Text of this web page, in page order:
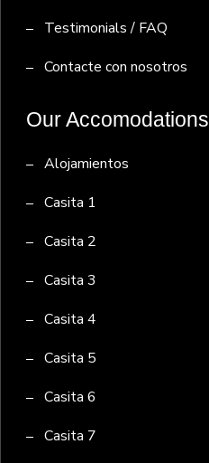
Testimonials / FAQ
Contacte con nosotros
Our Accomodations
Alojamientos
Casita 1
Casita 2
Casita 3
Casita 4
Casita 5
Casita 6
Casita 7